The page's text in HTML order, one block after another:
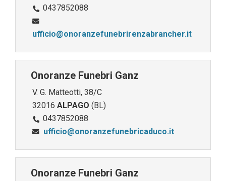
0437852088
ufficio@onoranzefunebrirenzabrancher.it
Onoranze Funebri Ganz
V. G. Matteotti, 38/C
32016 ALPAGO (BL)
0437852088
ufficio@onoranzefunebricaduco.it
Onoranze Funebri Ganz